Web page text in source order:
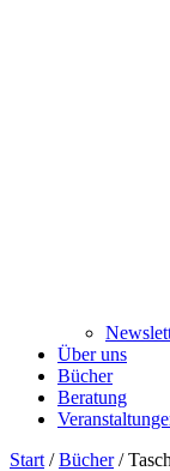
Über uns
Bücher
Beratung
Start /Bücher/